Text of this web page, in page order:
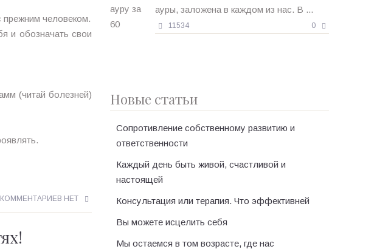
человеком.
и обозначать свои
(читай болезней)
КОММЕНТАРИЕВ НЕТ
ауры, заложена в каждом из нас. В ...
11534 0
Новые статьи
Сопротивление собственному развитию и
ответственности
Каждый день быть живой, счастливой и
настоящей
Консультация или терапия. Что эффективней
Вы можете исцелить себя
Мы остаемся в том возрасте, где нас